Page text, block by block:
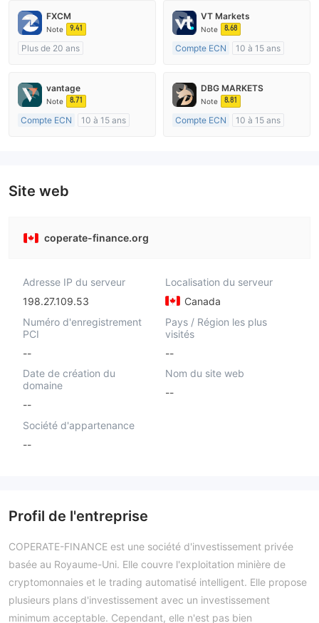
FXCM
Note 9.41
Plus de 20 ans
Market Making (MM)
Etiquette principale MT4
VT Markets
Note 8.68
Compte ECN
10 à 15 ans
Market Making (MM)
Etiquette principale MT4
vantage
Note 8.71
Compte ECN
10 à 15 ans
DBG MARKETS
Note 8.81
Compte ECN
10 à 15 ans
Site web
coperate-finance.org
Adresse IP du serveur
198.27.109.53
Localisation du serveur
Canada
Numéro d'enregistrement
PCI
--
Pays / Région les plus
visités
--
Date de création du
domaine
--
Nom du site web
--
Société d'appartenance
--
Profil de l'entreprise
COPERATE-FINANCE est une société d'investissement privée
basée au Royaume-Uni. Elle couvre l'exploitation minière de
cryptomonnaies et le trading automatisé intelligent. Elle propose
plusieurs plans d'investissement avec un investissement
minimum acceptable. Cependant, elle n'est pas bien